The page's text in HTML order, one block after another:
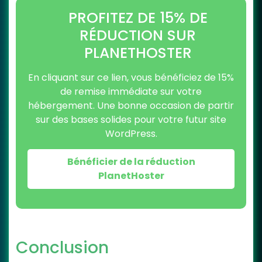
PROFITEZ DE 15% DE
RÉDUCTION SUR
PLANETHOSTER
En cliquant sur ce lien, vous bénéficiez de 15%
de remise immédiate sur votre
hébergement. Une bonne occasion de partir
sur des bases solides pour votre futur site
WordPress.
Bénéficier de la réduction
PlanetHoster
Conclusion